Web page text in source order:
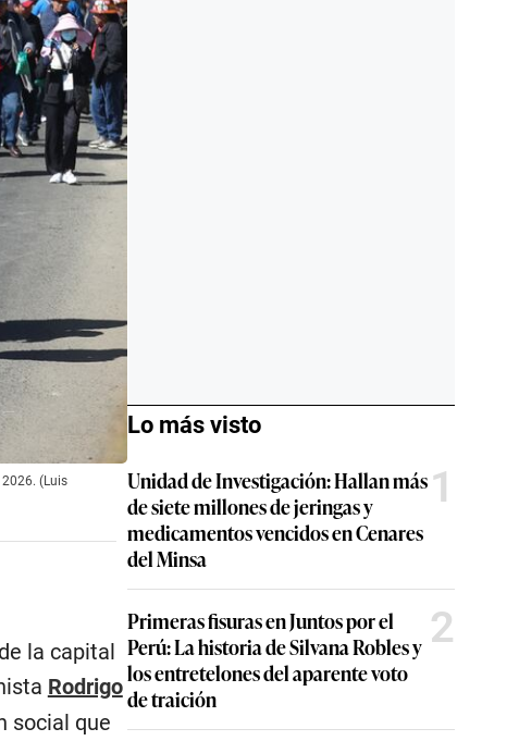
(Luis
la capital
Rodrigo
social que
Lo más visto
Unidad de Investigación: Hallan más
de siete millones de jeringas y
medicamentos vencidos en Cenares
del Minsa
1
Primeras fisuras en Juntos por el
Perú: La historia de Silvana Robles y
los entretelones del aparente voto
de traición
2